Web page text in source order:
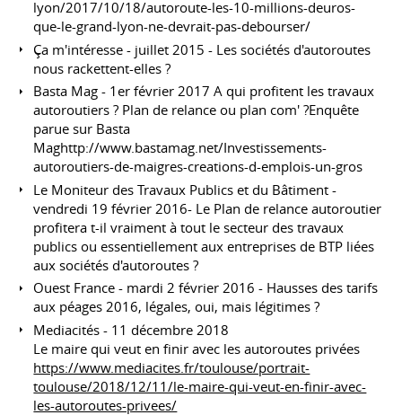
lyon/2017/10/18/autoroute-les-10-millions-deuros-
que-le-grand-lyon-ne-devrait-pas-debourser/
Ça m'intéresse - juillet 2015 - Les sociétés d'autoroutes
nous rackettent-elles ?
Basta Mag - 1er février 2017 A qui profitent les travaux
autoroutiers ? Plan de relance ou plan com' ?Enquête
parue sur Basta
Maghttp://www.bastamag.net/Investissements-
autoroutiers-de-maigres-creations-d-emplois-un-gros
Le Moniteur des Travaux Publics et du Bâtiment -
vendredi 19 février 2016- Le Plan de relance autoroutier
profitera t-il vraiment à tout le secteur des travaux
publics ou essentiellement aux entreprises de BTP liées
aux sociétés d'autoroutes ?
Ouest France - mardi 2 février 2016 - Hausses des tarifs
aux péages 2016, légales, oui, mais légitimes ?
Mediacités - 11 décembre 2018
Le maire qui veut en finir avec les autoroutes privées
https://www.mediacites.fr/toulouse/portrait-
toulouse/2018/12/11/le-maire-qui-veut-en-finir-avec-
les-autoroutes-privees/